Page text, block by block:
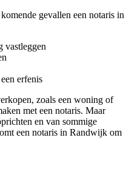
gevallen een notaris in
vastleggen
erfenis
zoals een woning of
met een notaris. Maar
en van sommige
een notaris in Randwijk om